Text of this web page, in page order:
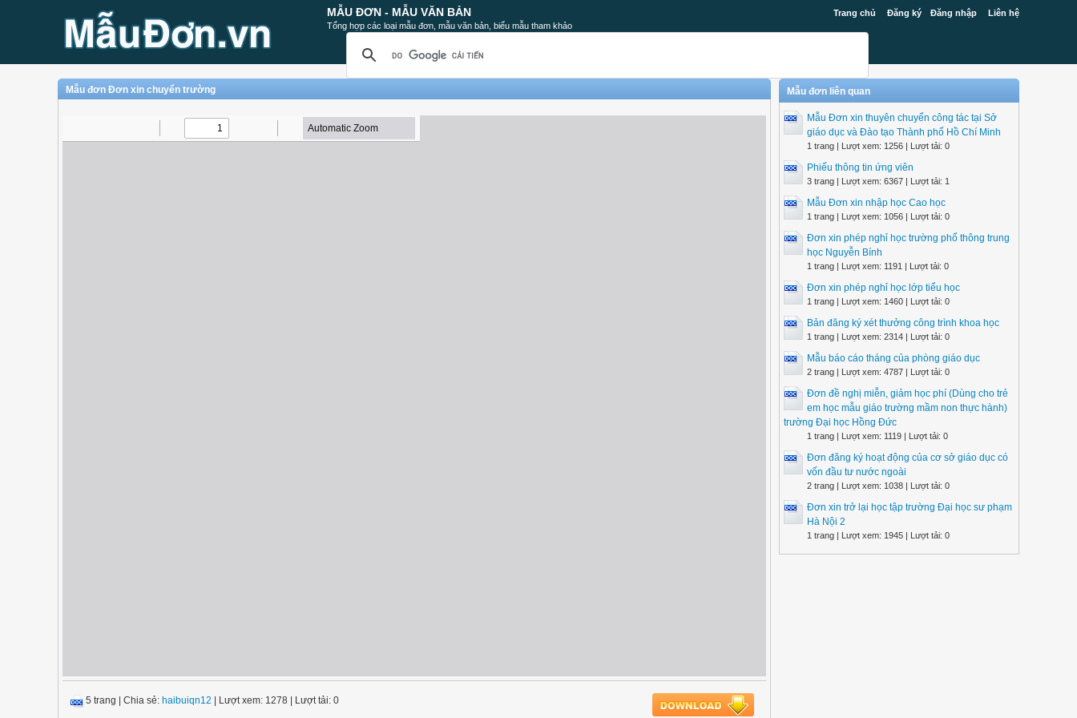
Trang chủ Đăng ký Đăng nhập Liên hệ
MẪU ĐƠN - MẪU VĂN BẢN
Tổng hợp các loại mẫu đơn, mẫu văn bản, biểu mẫu tham khảo
Mẫu đơn Đơn xin chuyển trường
5 trang Chia sẻ: haibuiqn12 | Lượt xem: 1278 | Lượt tải: 0
Mẫu đơn liên quan
Mẫu Đơn xin thuyên chuyển công tác tại Sở
giáo dục và Đào tạo Thành phố Hồ Chí Minh
1 trang | Lượt xem: 1256 | Lượt tải: 0
Phiếu thông tin ứng viên
3 trang | Lượt xem: 6367 | Lượt tải: 1
Mẫu Đơn xin nhập học Cao học
1 trang | Lượt xem: 1056 | Lượt tải: 0
Đơn xin phép nghỉ học trường phổ thông trung
học Nguyễn Bính
1 trang | Lượt xem: 1191 | Lượt tải: 0
Đơn xin phép nghỉ học lớp tiểu học
1 trang | Lượt xem: 1460 | Lượt tải: 0
Bản đăng ký xét thưởng công trình khoa học
1 trang | Lượt xem: 2314 | Lượt tải: 0
Mẫu báo cáo tháng của phòng giáo dục
2 trang | Lượt xem: 4787 | Lượt tải: 0
Đơn đề nghị miễn, giảm học phí (Dùng cho trẻ
em học mẫu giáo trường mầm non thực hành)
trường Đại học Hồng Đức
1 trang | Lượt xem: 1119 | Lượt tải: 0
Đơn đăng ký hoạt động của cơ sở giáo dục có
vốn đầu tư nước ngoài
2 trang | Lượt xem: 1038 | Lượt tải: 0
Đơn xin trở lại học tập trường Đại học sư phạm
Hà Nội 2
1 trang | Lượt xem: 1945 | Lượt tải: 0